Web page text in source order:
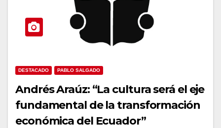
DESTACADO PABLO SALGADO
Andrés Araúz: “La cultura será el eje
fundamental de la transformación
económica del Ecuador”